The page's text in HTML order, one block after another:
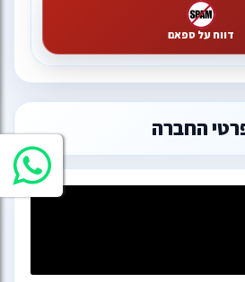
דווח על ספאם
החברה